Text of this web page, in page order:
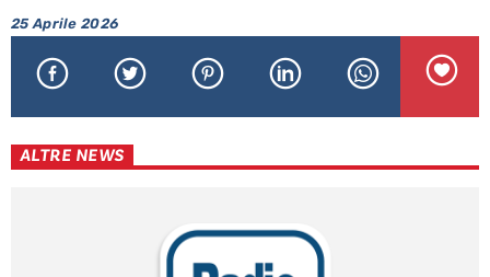
25 Aprile 2026
ALTRE NEWS